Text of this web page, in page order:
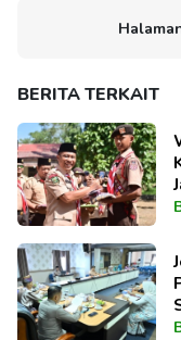
BERITA TERKAIT